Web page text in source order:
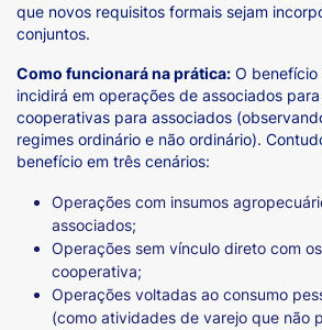
que novos requisitos formais sejam
conjuntos.
Como funcionará na prática: O
incidirá em operações de associados
cooperativas para associados
regimes ordinário e não ordinário).
benefício em três cenários:
Operações com insumos
associados;
Operações sem vínculo direto com
cooperativa;
Operações voltadas ao consumo
(como atividades de varejo que não